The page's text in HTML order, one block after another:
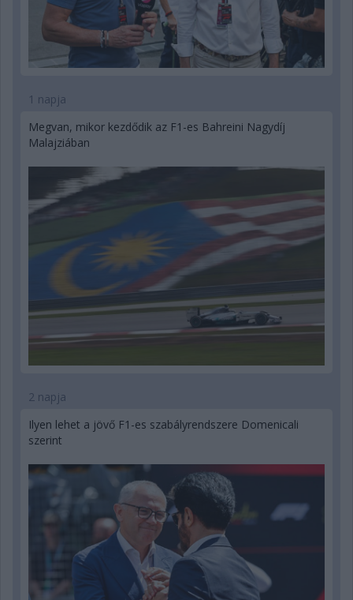
1 napja
Megvan, mikor kezdődik az F1-es Bahreini Nagydíj
Malajziában
2 napja
Ilyen lehet a jövő F1-es szabályrendszere Domenicali
szerint